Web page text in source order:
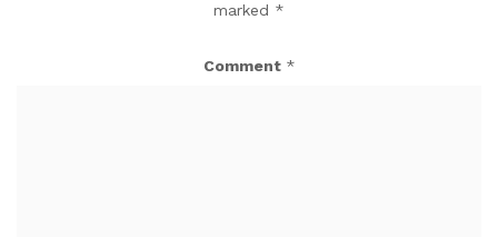
marked *
Comment *